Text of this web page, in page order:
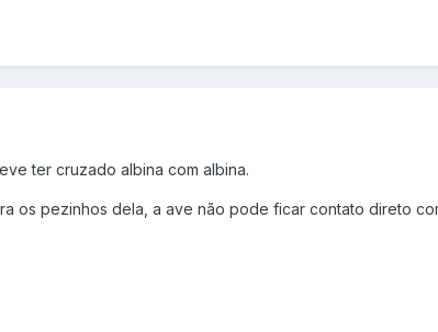
ter cruzado albina com albina.
os pezinhos dela, a ave não pode ficar contato direto